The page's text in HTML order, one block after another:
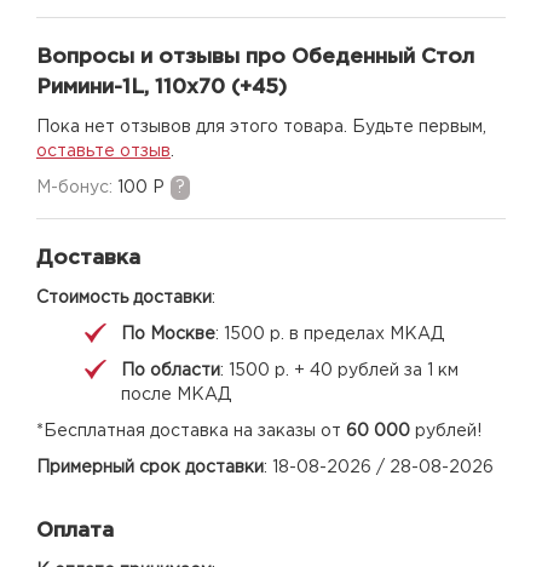
Вопросы и отзывы про Обеденный Стол
Римини-1L, 110х70 (+45)
Пока нет отзывов для этого товара. Будьте первым,
оставьте отзыв
M-бонус: 100 Р ?
Доставка
Стоимость доставки:
По Москве: 1500 р. в пределах МКАД
По области: 1500 р. + 40 рублей за 1 км
после МКАД
*Бесплатная доставка на заказы от 60 000 рублей!
Примерный срок доставки: 18-08-2026 / 28-08-2026
Оплата